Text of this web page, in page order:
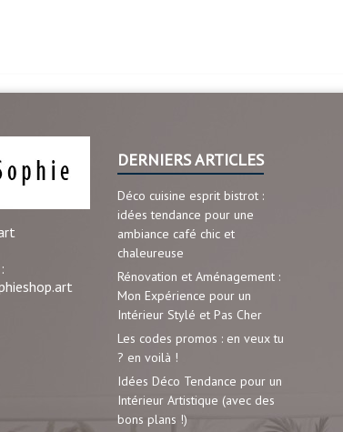
DERNIERS ARTICLES
Déco cuisine esprit bistrot :
idées tendance pour une
ambiance café chic et
chaleureuse
Rénovation et Aménagement :
Mon Expérience pour un
Intérieur Stylé et Pas Cher
Les codes promos : en veux tu
? en voilà !
Idées Déco Tendance pour un
Intérieur Artistique (avec des
bons plans !)